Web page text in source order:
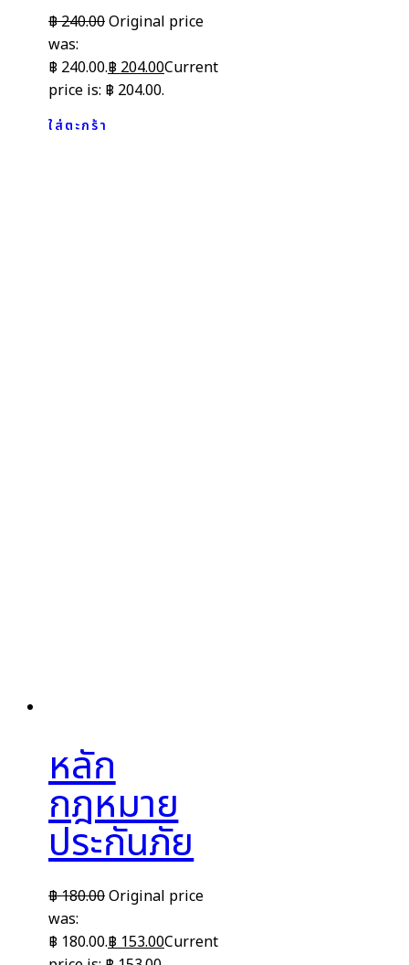
฿240.00Original price
was:
฿ 240.00.฿204.00Current
price is: ฿ 204.00.
ใส่ตะกร้า
หลัก
กฎหมาย
ประกันภัย
฿180.00Original price
was:
฿ 180.00.฿ 153.00Current